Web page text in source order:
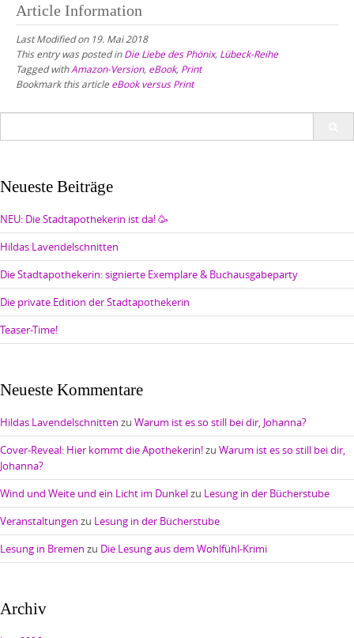
Article Information
Last Modified on 19. Mai 2018
This entry was posted inDie Liebe des Phönix, Lübeck-Reihe
Tagged withAmazon-Version, eBook, Print
Bookmark this article eBook versus Print
Neueste Beiträge
NEU: Die Stadtapothekerin ist da! 🥳
Hildas Lavendelschnitten
Die Stadtapothekerin: signierte Exemplare & Buchausgabeparty
Die private Edition der Stadtapothekerin
Teaser-Time!
Neueste Kommentare
Hildas Lavendelschnitten zu Warum ist es so still bei dir, Johanna?
Cover-Reveal: Hier kommt die Apothekerin!zu Warum ist es so still bei dir,
Johanna?
Wind und Weite und ein Licht im Dunkelzu Lesung in der Bücherstube
Veranstaltungen zu Lesung in der Bücherstube
Lesung in Bremen zu Die Lesung aus dem Wohlfühl-Krimi
Archiv